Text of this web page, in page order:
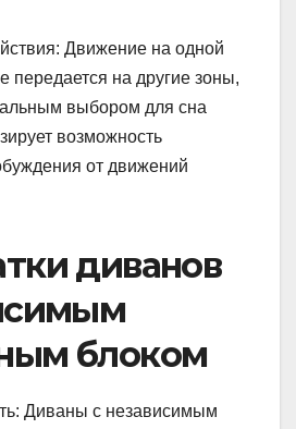
Движение на одной
передается на другие зоны,
выбором для сна
возможность
от движений
диванов
блоком
Диваны с независимым